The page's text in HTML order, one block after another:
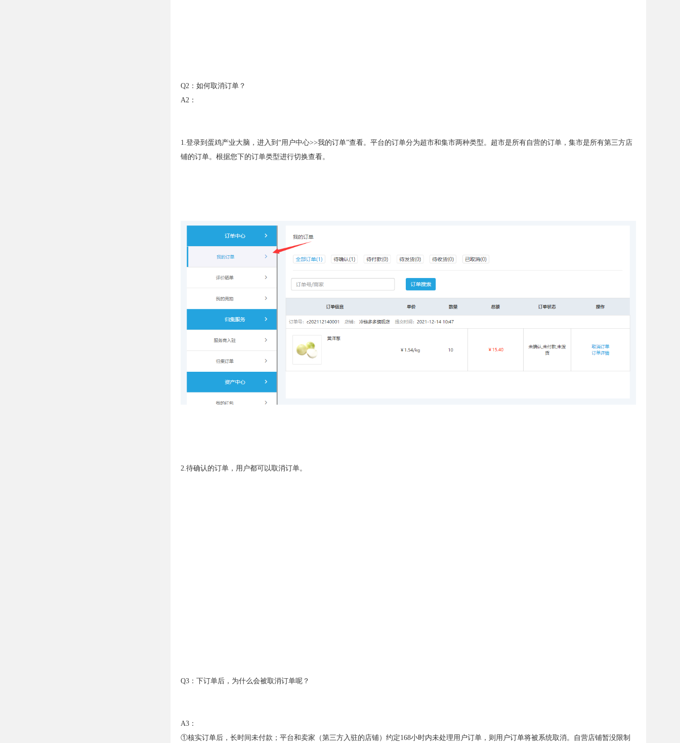
Q2：如何取消订单？
A2：
1.登录到蛋鸡产业大脑，进入到“用户中心>>我的订单”查看。平台的订单分为超市和集市两种类型。超市是所有自营的订单，集市是所有第三方店
铺的订单。根据您下的订单类型进行切换查看。
2.待确认的订单，用户都可以取消订单。
Q3：下订单后，为什么会被取消订单呢？
A3：
①核实订单后，长时间未付款；平台和卖家（第三方入驻的店铺）约定168小时内未处理用户订单，则用户订单将被系统取消。自营店铺暂没限制